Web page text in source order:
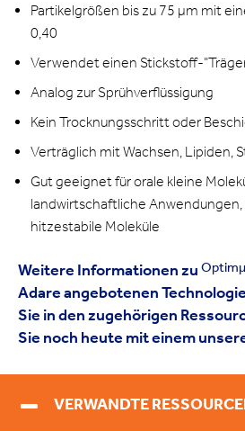
Partikelgrößen bis zu 75 μm mit
0,40
Verwendet einen Stickstoff-
Analog zur Sprühverflüssigung
Kein Trocknungsschritt oder
Verträglich mit Wachsen, Lipiden,
Gut geeignet für orale kleine
landwirtschaftliche
hitzestabile Moleküle
Weitere Informationen zu
Adare angebotenen
Sie in den zugehörigen
Sie noch heute mit einem
VERWANDTE